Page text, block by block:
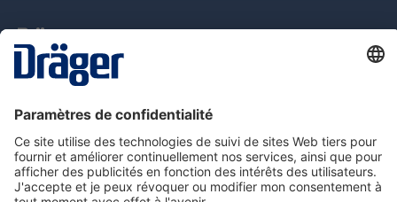
pour la vie
Assistance téléphonique
A propos de Dräger
Information